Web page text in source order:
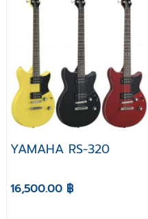
YAMAHA RS-320
16,500.00 ฿